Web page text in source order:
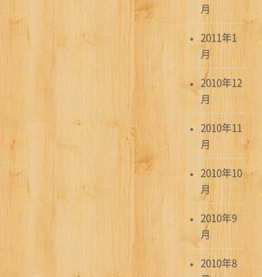
月
2011年1
月
2010年12
月
2010年11
月
2010年10
月
2010年9
月
2010年8